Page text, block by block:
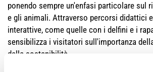
ponendo sempre un'enfasi particolare sul
e gli animali. Attraverso percorsi didattici
interattive, come quelle con i delfini e i
sensibilizza i visitatori sull'importanza
della sostenibilità.
Anche durante la Notte con i Delfini i